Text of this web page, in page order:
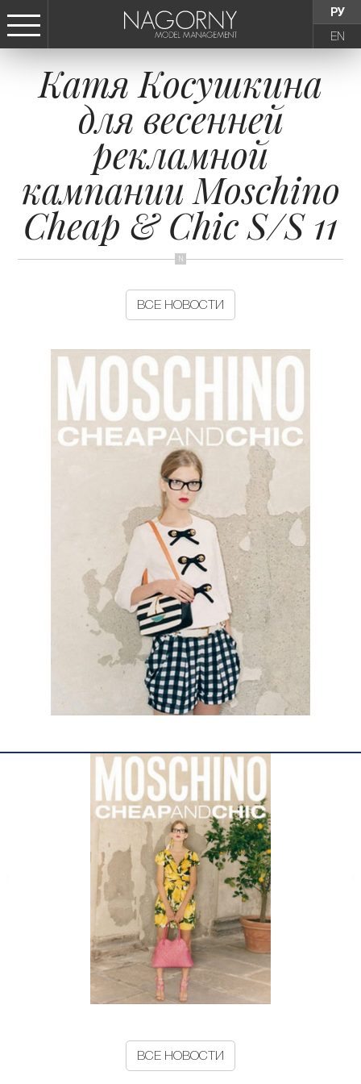
РУ
EN
СТАТЬ МОДЕЛЬЮ
ДЕВУШКИ
ТИНЕЙДЖЕРЫ
ДЕТИ
АГЕНТСТВО
НОВОСТИ
КОНТАКТЫ
Катя Косушкина
для весенней
рекламной
кампании Moschino
Cheap & Chic S/S 11
ВСЕ НОВОСТИ
ВСЕ НОВОСТИ